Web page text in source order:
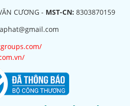
CƯƠNG - MST-CN: 8303870159